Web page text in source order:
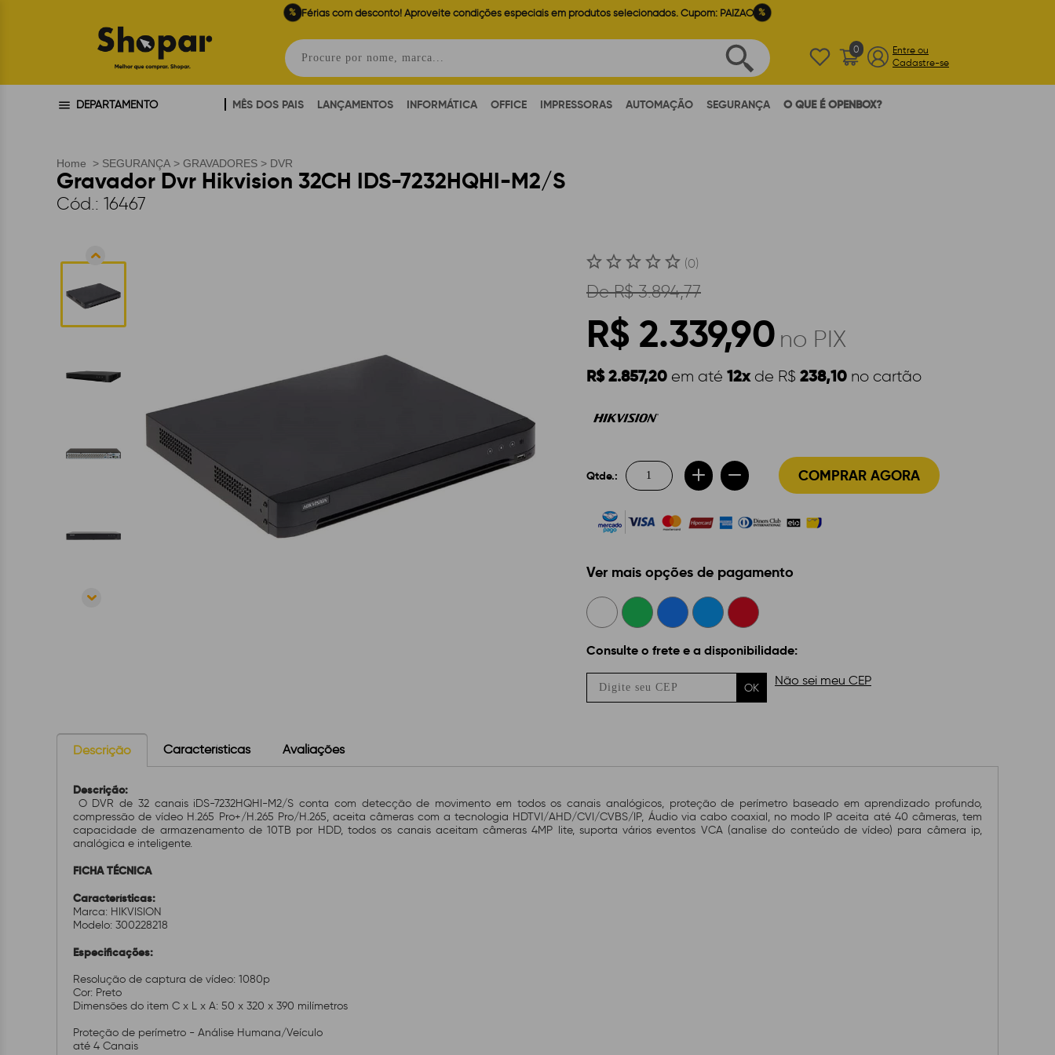
% Férias com desconto! Aproveite condições especiais em produtos selecionados. Cupom: PAIZAO %
0
Entre ou
Cadastre-se
DEPARTAMENTO MÊS DOS PAIS LANÇAMENTOS INFORMÁTICA OFFICE IMPRESSORAS AUTOMAÇÃO SEGURANÇA O QUE É OPENBOX?
Home > SEGURANÇA > GRAVADORES > DVR
Gravador Dvr Hikvision 32CH IDS-7232HQHI-M2/S
Cód.: 16467
(0)
DeR$ 3.894,77
R$ 2.339,90 no PIX
R$ 2.857,20 em até 12xde R$ 238,10 no cartão
Qtde.: COMPRAR AGORA
Ver mais opções de pagamento
Consulte o frete e a disponibilidade:
OK Não sei meu CEP
Descrição Características Avaliações
Descrição:
O DVR de 32 canais iDS-7232HQHI-M2/S conta com detecção de movimento em todos os canais analógicos, proteção de perímetro baseado em aprendizado profundo,
compressão de vídeo H.265 Pro+/H.265 Pro/H.265, aceita câmeras com a tecnologia HDTVI/AHD/CVI/CVBS/IP, Áudio via cabo coaxial, no modo IP aceita até 40 câmeras, tem
capacidade de armazenamento de 10TB por HDD, todos os canais aceitam câmeras 4MP lite, suporta vários eventos VCA (analise do conteúdo de vídeo) para câmera ip,
analógica e inteligente.
FICHA TÉCNICA
Características:
Marca: HIKVISION
Modelo: 300228218
Especificações:
Resolução de captura de vídeo: 1080p
Cor: Preto
Dimensões do item C x L x A: 50 x 320 x 390 milímetros
Proteção de perímetro - Análise Humana/Veículo
até 4 Canais